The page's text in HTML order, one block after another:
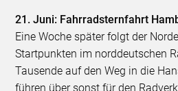
21. Juni: Fahrradsternfahrt
Eine Woche später folgt der
Startpunkten im norddeutschen
Tausende auf den Weg in die
führen über sonst für den